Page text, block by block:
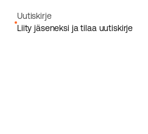
Uutiskirje
Liity jäseneksi ja tilaa uutiskirje